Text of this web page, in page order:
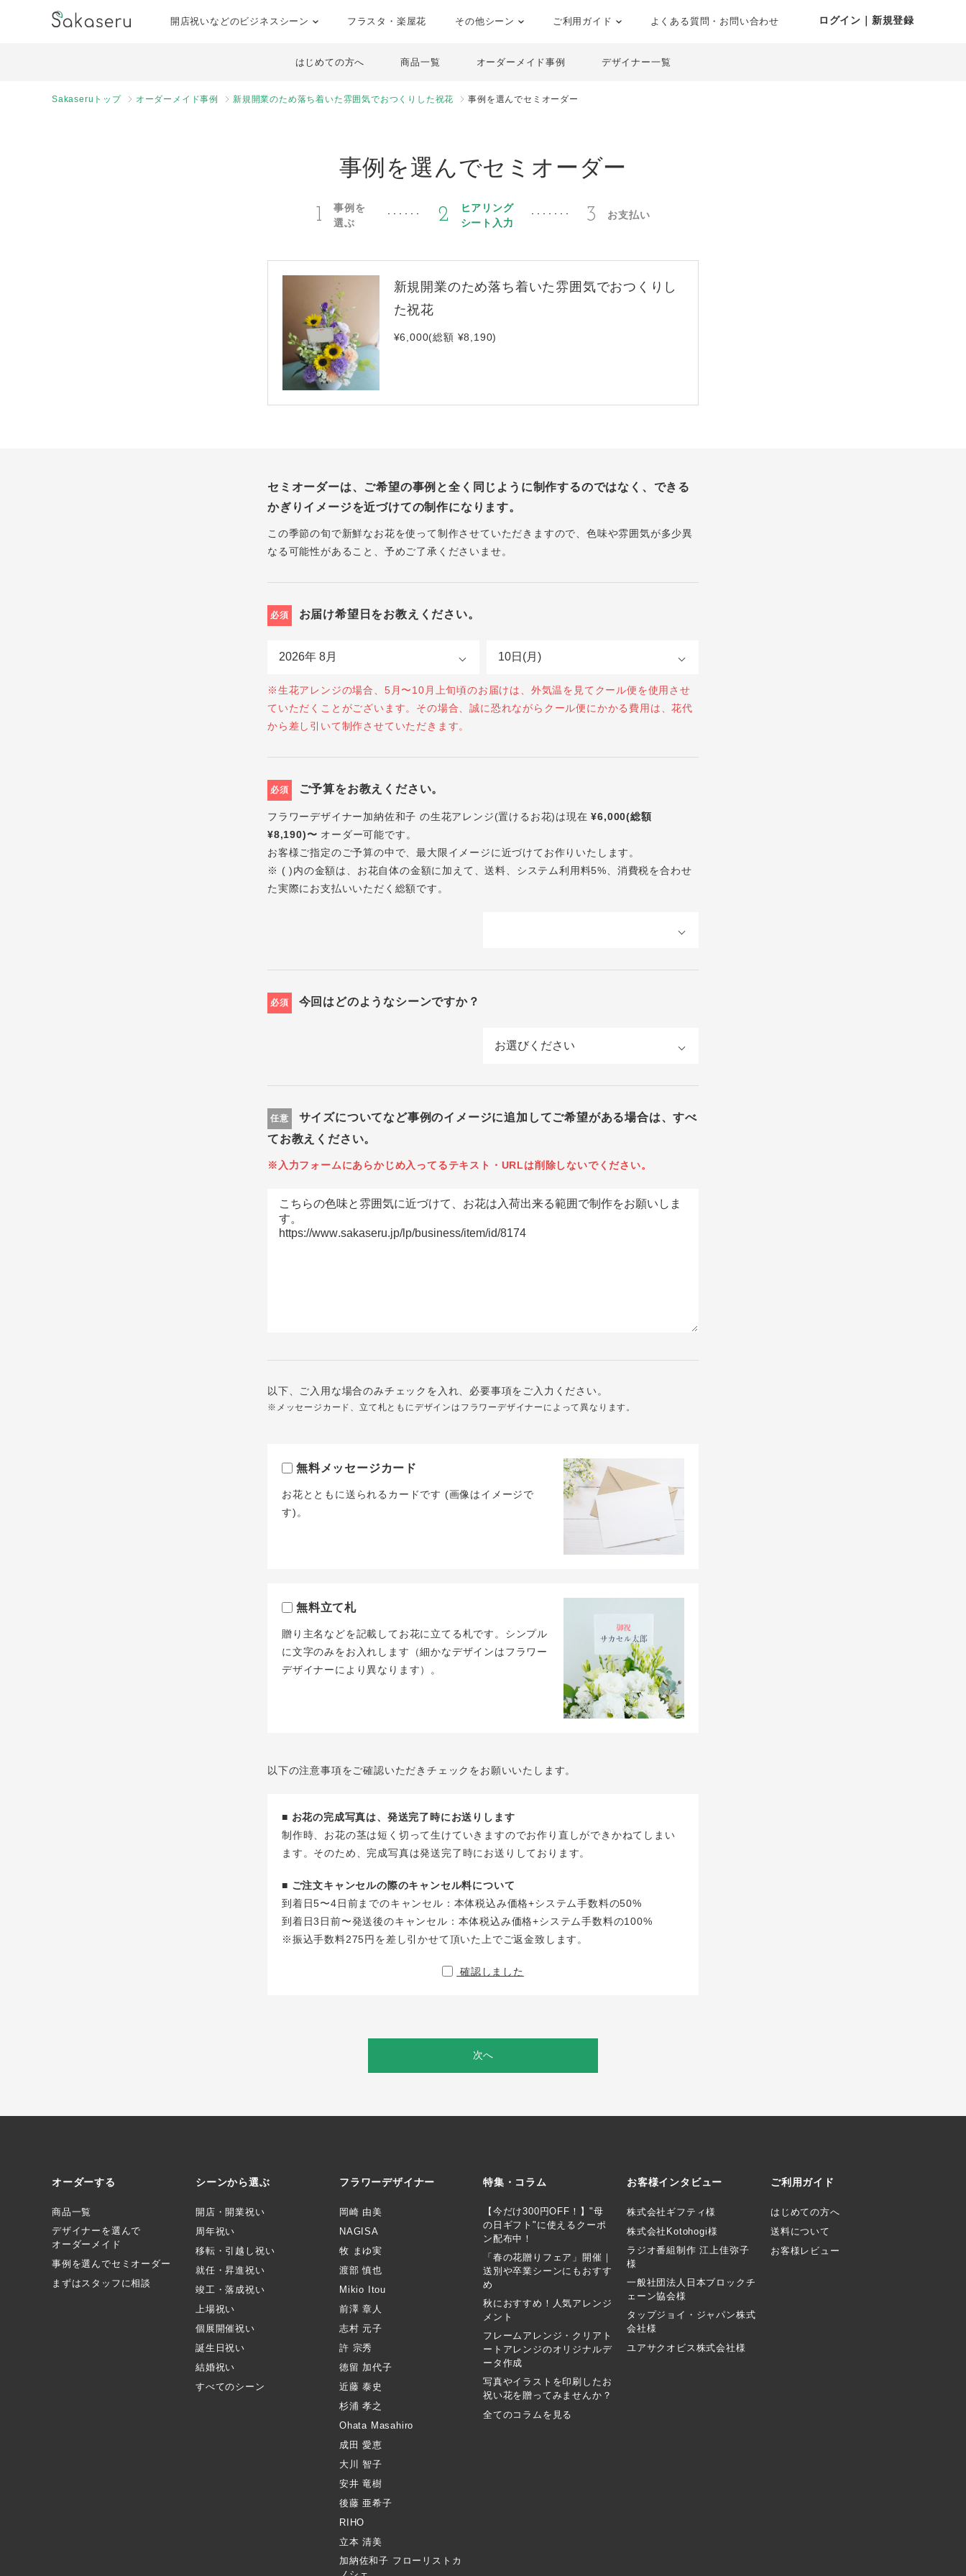
開店祝いなどのビジネスシーン フラスタ・楽屋花 その他シーン ご利用ガイド よくある質問・お問い合わせ ログイン｜新規登録
はじめての方へ 商品一覧 オーダーメイド事例 デザイナー一覧
Sakaseruトップ オーダーメイド事例 新規開業のため落ち着いた雰囲気でおつくりした祝花 事例を選んでセミオーダー
事例を選んでセミオーダー
1
事例を
選ぶ
2
ヒアリング
シート入力
3 お支払い
新規開業のため落ち着いた雰囲気でおつくりし
た祝花
¥6,000(総額 ¥8,190)
セミオーダーは、ご希望の事例と全く同じように制作するのではなく、できる
かぎりイメージを近づけての制作になります。
この季節の旬で新鮮なお花を使って制作させていただきますので、色味や雰囲気が多少異
なる可能性があること、予めご了承くださいませ。
必須 お届け希望日をお教えください。
※生花アレンジの場合、5月〜10月上旬頃のお届けは、外気温を見てクール便を使用させ
ていただくことがございます。その場合、誠に恐れながらクール便にかかる費用は、花代
から差し引いて制作させていただきます。
必須 ご予算をお教えください。
フラワーデザイナー加納佐和子 の生花アレンジ(置けるお花)は現在¥6,000(総額
¥8,190)〜 オーダー可能です。
お客様ご指定のご予算の中で、最大限イメージに近づけてお作りいたします。
※ ( )内の金額は、お花自体の金額に加えて、送料、システム利用料5%、消費税を合わせ
た実際にお支払いいただく総額です。
必須 今回はどのようなシーンですか？
任意
サイズについてなど事例のイメージに追加してご希望がある場合は、すべ
てお教えください。
※入力フォームにあらかじめ入ってるテキスト・URLは削除しないでください。
以下、ご入用な場合のみチェックを入れ、必要事項をご入力ください。
※メッセージカード、立て札ともにデザインはフラワーデザイナーによって異なります。
無料メッセージカード
お花とともに送られるカードです (画像はイメージで
す)。
無料立て札
贈り主名などを記載してお花に立てる札です。シンプル
に文字のみをお入れします（細かなデザインはフラワー
デザイナーにより異なります）。
以下の注意事項をご確認いただきチェックをお願いいたします。
■ お花の完成写真は、発送完了時にお送りします
制作時、お花の茎は短く切って生けていきますのでお作り直しができかねてしまい
ます。そのため、完成写真は発送完了時にお送りしております。
■ ご注文キャンセルの際のキャンセル料について
到着日5〜4日前までのキャンセル：本体税込み価格+システム手数料の50%
到着日3日前〜発送後のキャンセル：本体税込み価格+システム手数料の100%
※振込手数料275円を差し引かせて頂いた上でご返金致します。
確認しました
次へ
オーダーする
商品一覧
デザイナーを選んで
オーダーメイド
事例を選んでセミオーダー
まずはスタッフに相談
シーンから選ぶ
開店・開業祝い
周年祝い
移転・引越し祝い
就任・昇進祝い
竣工・落成祝い
上場祝い
個展開催祝い
誕生日祝い
結婚祝い
すべてのシーン
フラワーデザイナー
岡崎 由美
NAGISA
牧 まゆ実
渡部 慎也
Mikio Itou
前澤 章人
志村 元子
許 宗秀
徳留 加代子
近藤 泰史
杉浦 孝之
Ohata Masahiro
成田 愛恵
大川 智子
安井 竜樹
後藤 亜希子
RIHO
立本 清美
加納佐和子 フローリストカ
特集・コラム
【今だけ300円OFF！】"母
の日ギフト"に使えるクーポ
ン配布中！
「春の花贈りフェア」開催｜
送別や卒業シーンにもおすす
め
秋におすすめ！人気アレンジ
メント
フレームアレンジ・クリアト
ートアレンジのオリジナルデ
ータ作成
写真やイラストを印刷したお
祝い花を贈ってみませんか？
全てのコラムを見る
お客様インタビュー
株式会社ギフティ様
株式会社Kotohogi様
ラジオ番組制作 江上佳弥子
様
一般社団法人日本ブロックチ
ェーン協会様
タップジョイ・ジャパン株式
会社様
ユアサクオビス株式会社様
ご利用ガイド
はじめての方へ
送料について
お客様レビュー